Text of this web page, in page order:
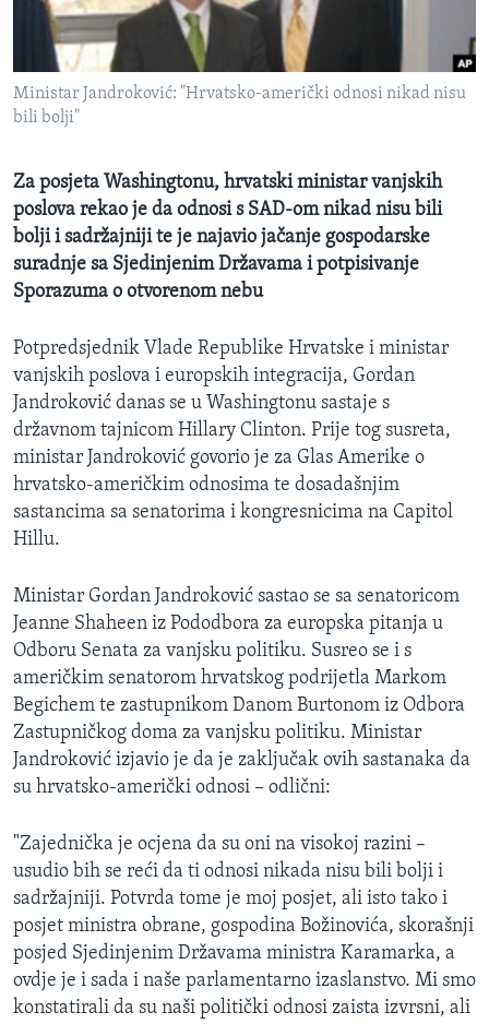
MAGAZIN
O GLASU AMERIKE
Learning English
PRATITE NAS
Jezici
Ministar Jandroković: "Hrvatsko-američki odnosi nikad nisu
bili bolji"
Za posjeta Washingtonu, hrvatski ministar vanjskih
poslova rekao je da odnosi s SAD-om nikad nisu bili
bolji i sadržajniji te je najavio jačanje gospodarske
suradnje sa Sjedinjenim Državama i potpisivanje
Sporazuma o otvorenom nebu
Potpredsjednik Vlade Republike Hrvatske i ministar
vanjskih poslova i europskih integracija, Gordan
Jandroković danas se u Washingtonu sastaje s
državnom tajnicom Hillary Clinton. Prije tog susreta,
ministar Jandroković govorio je za Glas Amerike o
hrvatsko-američkim odnosima te dosadašnjim
sastancima sa senatorima i kongresnicima na Capitol
Hillu.
Ministar Gordan Jandroković sastao se sa senatoricom
Jeanne Shaheen iz Pododbora za europska pitanja u
Odboru Senata za vanjsku politiku. Susreo se i s
američkim senatorom hrvatskog podrijetla Markom
Begichem te zastupnikom Danom Burtonom iz Odbora
Zastupničkog doma za vanjsku politiku. Ministar
Jandroković izjavio je da je zaključak ovih sastanaka da
su hrvatsko-američki odnosi – odlični:
"Zajednička je ocjena da su oni na visokoj razini –
usudio bih se reći da ti odnosi nikada nisu bili bolji i
sadržajniji. Potvrda tome je moj posjet, ali isto tako i
posjet ministra obrane, gospodina Božinovića, skorašnji
posjed Sjedinjenim Državama ministra Karamarka, a
ovdje je i sada i naše parlamentarno izaslanstvo. Mi smo
konstatirali da su naši politički odnosi zaista izvrsni, ali